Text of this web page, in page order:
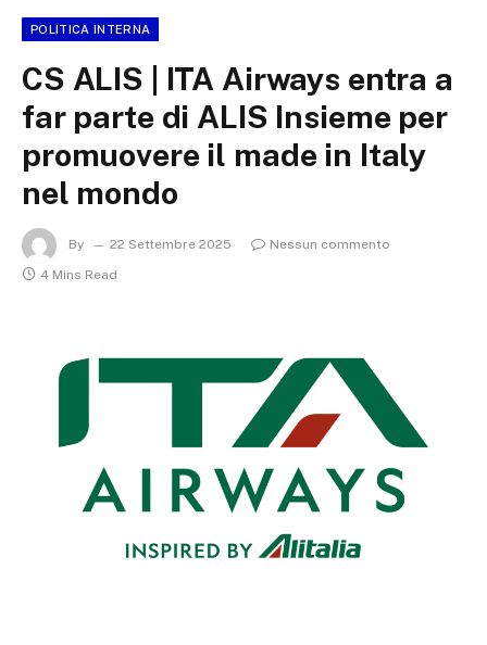
POLITICA INTERNA
CS ALIS | ITA Airways entra a
far parte di ALIS Insieme per
promuovere il made in Italy
nel mondo
By 22 Settembre 2025
Nessun commento
4 Mins Read